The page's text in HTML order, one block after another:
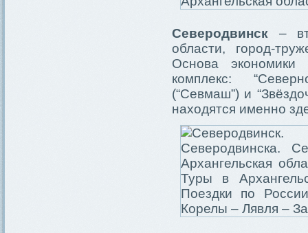
Северодвинск –
области, город-
Основа экономики
комплекс:
(“Севмаш”) и
находятся именно